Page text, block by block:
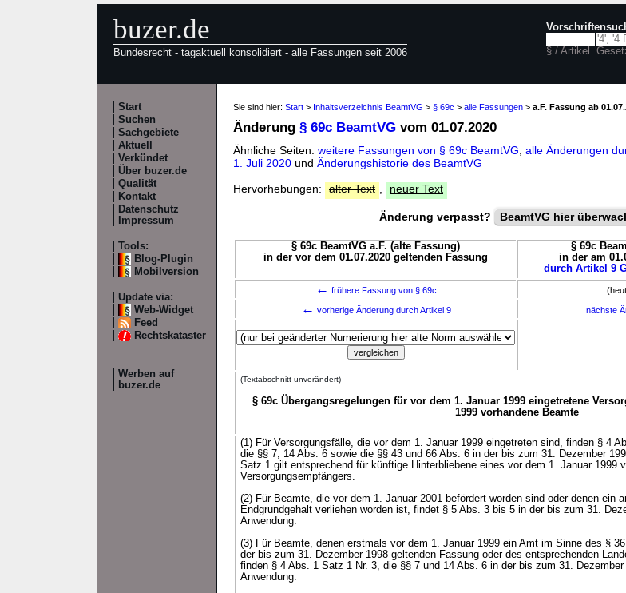
buzer.de
Bundesrecht - tagaktuell konsolidiert - alle Fassungen seit 2006 § / Artikel
Start
Suchen
Sachgebiete
Aktuell
Verkündet
Über buzer.de
Qualität
Kontakt
Datenschutz
Impressum
Tools:
Blog-Plugin
Mobilversion
Update via:
Web-Widget
Feed
Rechtskataster
Werben auf
buzer.de
Sie sind hier: Start > Inhaltsverzeichnis BeamtVG > § 69c > alle Fassungen > a.F. Fassung ab
Änderung § 69c BeamtVG vom 01.07.2020
Ähnliche Seiten: weitere Fassungen von § 69c BeamtVG alle Änderungen
1. Juli 2020 und Änderungshistorie des BeamtVG
Hervorhebungen:
alter Text neuer Text
Änderung verpasst? BeamtVG hier
§ 69c BeamtVG a.F. (alte Fassung)
in der vor dem 01.07.2020 geltenden Fassung
§ 69c
in der am
durch Artikel 9
← frühere Fassung von § 69c
← vorherige Änderung durch Artikel 9 nächste
(Textabschnitt unverändert)
§ 69c Übergangsregelungen für vor dem 1. Januar 1999 eingetretene
1999 vorhandene Beamte
(1) Für Versorgungsfälle, die vor dem 1. Januar 1999 eingetreten sind, finden § 4
die §§ 7, 14 Abs. 6 sowie die §§ 43 und 66 Abs. 6 in der bis zum 31. Dezember
Satz 1 gilt entsprechend für künftige Hinterbliebene eines vor dem 1. Januar 1999
Versorgungsempfängers.
(2) Für Beamte, die vor dem 1. Januar 2001 befördert worden sind oder denen ein
Endgrundgehalt verliehen worden ist, findet § 5 Abs. 3 bis 5 in der bis zum 31.
Anwendung.
(3) Für Beamte, denen erstmals vor dem 1. Januar 1999 ein Amt im Sinne des §
der bis zum 31. Dezember 1998 geltenden Fassung oder des entsprechenden
finden § 4 Abs. 1 Satz 1 Nr. 3, die §§ 7 und 14 Abs. 6 in der bis zum 31.
Anwendung.